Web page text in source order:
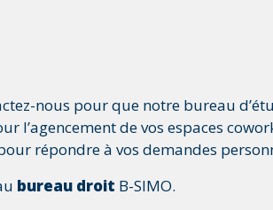
nous pour que notre bureau
l’agencement de vos espaces
répondre à vos demandes
bureau droit B-SIMO.